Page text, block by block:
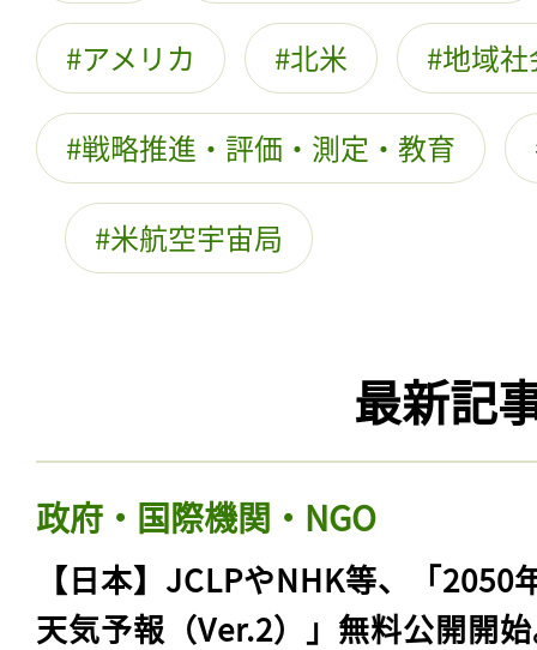
アメリカ 北米 地域
戦略推進・評価・測定・教育
米航空宇宙局
最新記
政府・国際機関・NGO
【日本】JCLPやNHK等、「2050
天気予報（Ver.2）」無料公開開